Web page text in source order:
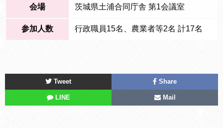
会場 茨城県土浦合同庁舎 第1会議室
参加人数 行政職員15名、農業者等2名 計17名
Tweet Share
LINE Mail